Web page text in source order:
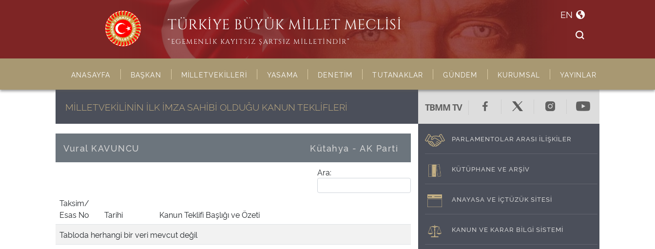
TÜRKİYE BÜYÜK MİLLET MECLİSİ
“EGEMENLİK KAYITSIZ ŞARTSIZ MİLLETİNDİR”
EN
ANASAYFA BAŞKAN MİLLETVEKİLLERİ YASAMA DENETİM TUTANAKLAR GÜNDEM KURUMSAL YAYINLAR
MİLLETVEKİLİNİN İLK İMZA SAHİBİ OLDUĞU KANUN TEKLİFLERİ
Vural KAVUNCU Kütahya - AK Parti
Ara:
Taksim/
Esas No
Tarihi
Kanun Teklifi Başlığı ve Özeti
Tabloda herhangi bir veri mevcut değil
TBMM TV
PARLAMENTOLAR ARASI İLİŞKİLER
KÜTÜPHANE VE ARŞİV
ANAYASA VE İÇTÜZÜK SİTESİ
KANUN VE KARAR BİLGİ SİSTEMİ